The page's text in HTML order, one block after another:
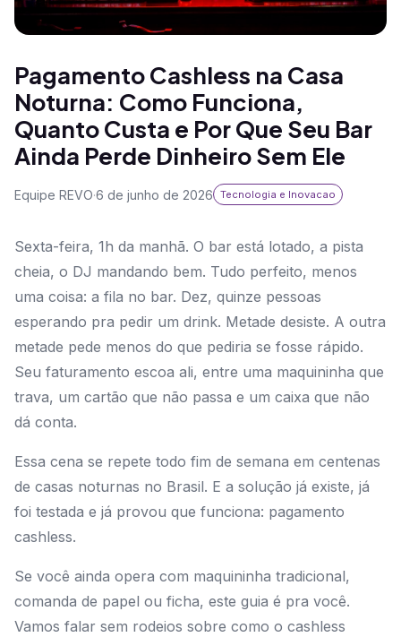
Pagamento Cashless na Casa
Noturna: Como Funciona,
Quanto Custa e Por Que Seu Bar
Ainda Perde Dinheiro Sem Ele
Equipe REVO·6 de junho de 2026 Tecnologia e Inovacao
Sexta-feira, 1h da manhã. O bar está lotado, a pista
cheia, o DJ mandando bem. Tudo perfeito, menos
uma coisa: a fila no bar. Dez, quinze pessoas
esperando pra pedir um drink. Metade desiste. A outra
metade pede menos do que pediria se fosse rápido.
Seu faturamento escoa ali, entre uma maquininha que
trava, um cartão que não passa e um caixa que não
dá conta.
Essa cena se repete todo fim de semana em centenas
de casas noturnas no Brasil. E a solução já existe, já
foi testada e já provou que funciona: pagamento
cashless.
Se você ainda opera com maquininha tradicional,
comanda de papel ou ficha, este guia é pra você.
Vamos falar sem rodeios sobre como o cashless